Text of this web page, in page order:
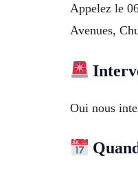
Appelez le
Avenues,
Oui nous